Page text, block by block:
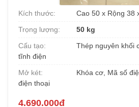
Kích thước:
Cao 50 x Rộng 38
Trọng lượng:
50 kg
Cấu tạo:
Thép nguyên khối
tĩnh điện
Mở két:
Khóa cơ, Mã số
điện thoại
4.690.000đ